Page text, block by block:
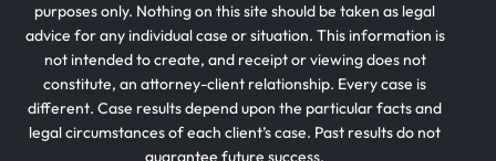
purposes only. Nothing on this site should be taken as legal
advice for any individual case or situation. This information is
not intended to create, and receipt or viewing does not
constitute, an attorney-client relationship. Every case is
different. Case results depend upon the particular facts and
legal circumstances of each client’s case. Past results do not
guarantee future success.